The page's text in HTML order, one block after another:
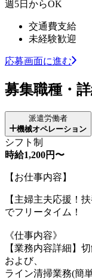
週5日からOK
交通費支給
未経験歓迎
応募画面に進む
募集職種・
派遣労働者
機械オペレーション
シフト制
時給1,200円〜
【お仕事内容】
【主婦主夫応援！
でフリータイム！
《仕事内容》
【業務内容詳細】
および、
ライン清掃業務(簡